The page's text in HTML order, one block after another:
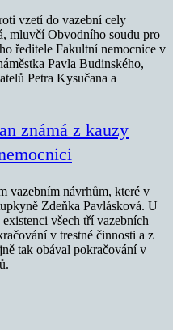
vzetí do vazební cely
mluvčí Obvodního soudu pro
ředitele Fakultní nemocnice v
Pavla Budinského,
Petra Kysučana a
známá z kauzy
vazebním návrhům, které v
Zdeňka Pavlásková. U
všech tří vazebních
v trestné činnosti a z
tak obával pokračování v